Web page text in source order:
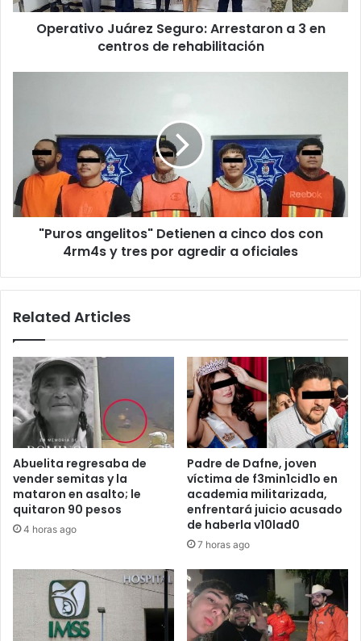
de
rehabilitación
Operativo Juárez Seguro: Arrestaron a 3 en
centros de rehabilitación
cinco
con
4rm4s
y
"Puros angelitos" Detienen a cinco dos con
4rm4s y tres por agredir a oficiales
Related Articles
Abuelita regresaba de
vender semitas y la
mataron en asalto; le
quitaron 90 pesos
4 horas ago
Padre de Dafne, joven
víctima de f3min1cid1o en
academia militarizada,
enfrentará juicio acusado
de haberla v10lad0
7 horas ago